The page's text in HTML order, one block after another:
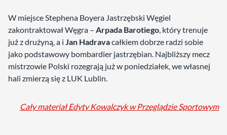
W miejsce Stephena Boyera Jastrzębski Węgiel
zakontraktował Węgra – Arpada Barotiego, który trenuje
już z drużyną, a i Jan Hadravacałkiem dobrze radzi sobie
jako podstawowy bombardier jastrzębian. Najbliższy mecz
mistrzowie Polski rozegrają już w poniedziałek, we własnej
hali zmierzą się z LUK Lublin.
Cały materiał Edyty Kowalczyk w Przeglądzie Sportowym